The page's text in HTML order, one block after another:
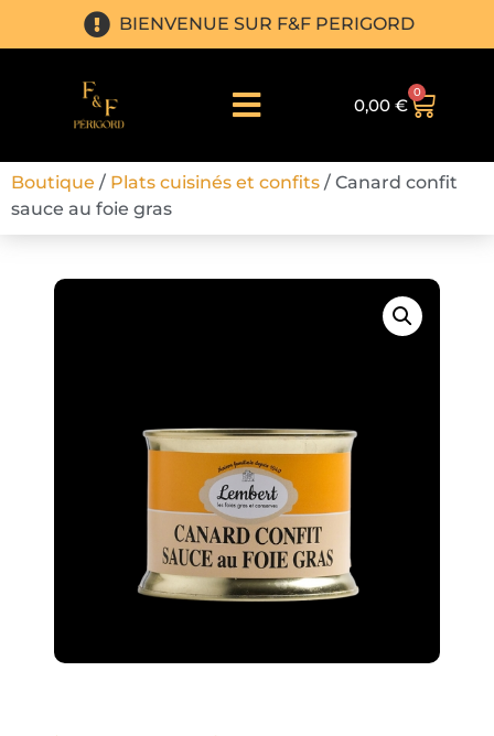
BIENVENUE SUR F&F PERIGORD
0,00€
0
Boutique / Plats cuisinés et confits / Canard confit
sauce au foie gras